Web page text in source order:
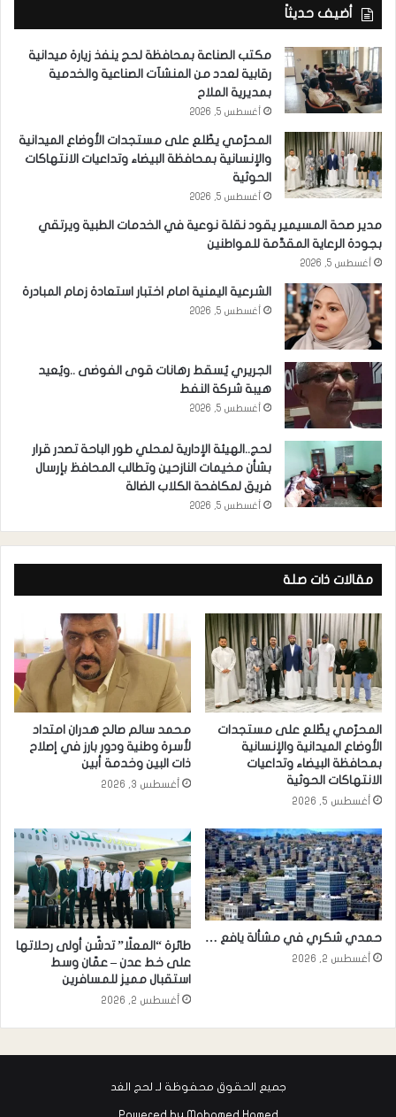
أضيف حديثاً
مكتب الصناعة بمحافظة لحج ينفذ زيارة ميدانية
رقابية لعدد من المنشآت الصناعية والخدمية
بمديرية الملاح
أغسطس 5, 2026
المحرّمي يطّلع على مستجدات الأوضاع الميدانية
والإنسانية بمحافظة البيضاء وتداعيات الانتهاكات
الحوثية
أغسطس 5, 2026
مدير صحة المسيمير يقود نقلة نوعية في الخدمات الطبية ويرتقي
بجودة الرعاية المقدَّمة للمواطنين
أغسطس 5, 2026
الشرعية اليمنية امام اختبار استعادة زمام المبادرة
أغسطس 5, 2026
الجريري يُسقط رهانات قوى الفوضى ..ويُعيد
هيبة شركة النفط
أغسطس 5, 2026
لحج..الهيئة الإدارية لمحلي طور الباحة تصدر قرار
بشأن مخيمات النازحين وتطالب المحافظ بإرسال
فريق لمكافحة الكلاب الضالة
أغسطس 5, 2026
مقالات ذات صلة
المحرّمي يطّلع على مستجدات
الأوضاع الميدانية والإنسانية
بمحافظة البيضاء وتداعيات
الانتهاكات الحوثية
أغسطس 5, 2026
محمد سالم صالح هدران امتداد
لأسرة وطنية ودور بارز في إصلاح
ذات البين وخدمة أبين
أغسطس 3, 2026
حمدي شكري في مشألة يافع …
أغسطس 2, 2026
طائرة “المعلّا” تدشّن أولى رحلاتها
على خط عدن – عمّان وسط
استقبال مميز للمسافرين
أغسطس 2, 2026
جميع الحقوق محفوظة لـ لحج الغد